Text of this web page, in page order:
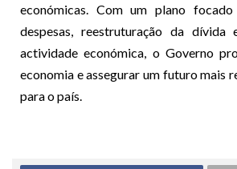
económicas. Com um plano
despesas, reestruturação da dívida
actividade económica, o Governo
economia e assegurar um futuro mais
para o país.